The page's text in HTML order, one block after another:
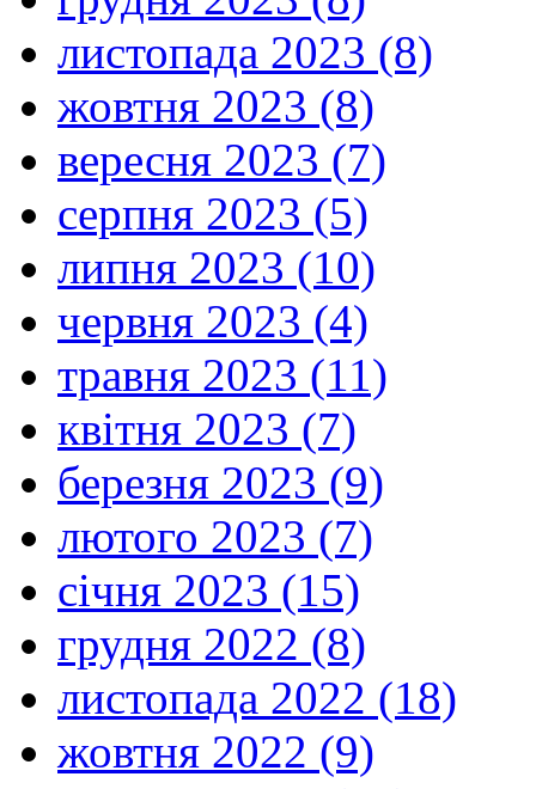
листопада 2023 (8)
жовтня 2023 (8)
вересня 2023 (7)
серпня 2023 (5)
липня 2023 (10)
червня 2023 (4)
травня 2023 (11)
квітня 2023 (7)
березня 2023 (9)
лютого 2023 (7)
січня 2023 (15)
грудня 2022 (8)
листопада 2022 (18)
жовтня 2022 (9)